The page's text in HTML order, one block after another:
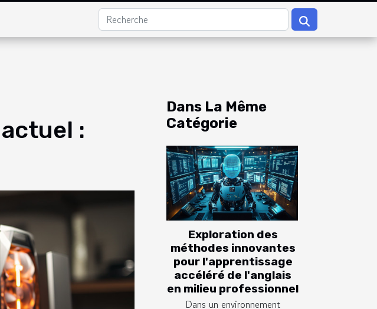
:
Dans La Même
Catégorie
Exploration des
méthodes innovantes
pour l'apprentissage
accéléré de l'anglais
en milieu professionnel
Dans un environnement